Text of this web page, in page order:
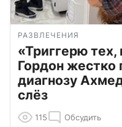
РАЗВЛЕЧЕНИЯ
«Триггерю тех,
Гордон жестко
диагнозу
слёз
115 Обсудить